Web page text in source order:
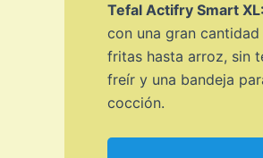
Tefal Actifry Smart XL:
con una gran
fritas hasta arroz, sin
freír y una bandeja
cocción.